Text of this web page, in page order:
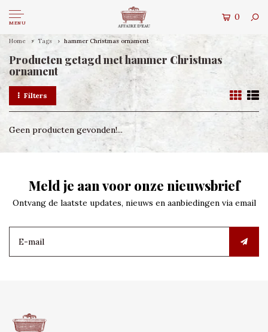
MENU
0
Home Tags hammer Christmas ornament
Producten getagd met hammer Christmas
ornament
Filters
Geen producten gevonden!...
Meld je aan voor onze nieuwsbrief
Ontvang de laatste updates, nieuws en aanbiedingen via email